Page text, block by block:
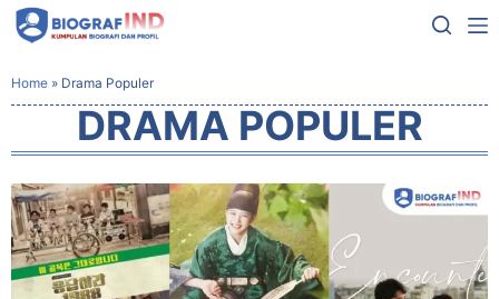
Home » Drama Populer
DRAMA POPULER